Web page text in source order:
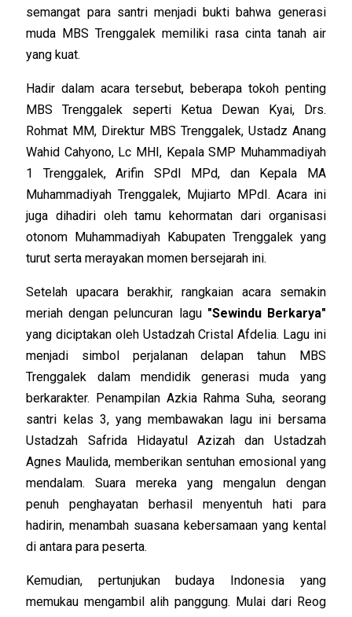
semangat para santri menjadi bukti bahwa generasi
muda MBS Trenggalek memiliki rasa cinta tanah air
yang kuat.
Hadir dalam acara tersebut, beberapa tokoh penting
MBS Trenggalek seperti Ketua Dewan Kyai, Drs.
Rohmat MM, Direktur MBS Trenggalek, Ustadz Anang
Wahid Cahyono, Lc MHI, Kepala SMP Muhammadiyah
1 Trenggalek, Arifin SPdI MPd, dan Kepala MA
Muhammadiyah Trenggalek, Mujiarto MPdI. Acara ini
juga dihadiri oleh tamu kehormatan dari organisasi
otonom Muhammadiyah Kabupaten Trenggalek yang
turut serta merayakan momen bersejarah ini.
Setelah upacara berakhir, rangkaian acara semakin
meriah dengan peluncuran lagu"Sewindu Berkarya"
yang diciptakan oleh Ustadzah Cristal Afdelia. Lagu ini
menjadi simbol perjalanan delapan tahun MBS
Trenggalek dalam mendidik generasi muda yang
berkarakter. Penampilan Azkia Rahma Suha, seorang
santri kelas 3, yang membawakan lagu ini bersama
Ustadzah Safrida Hidayatul Azizah dan Ustadzah
Agnes Maulida, memberikan sentuhan emosional yang
mendalam. Suara mereka yang mengalun dengan
penuh penghayatan berhasil menyentuh hati para
hadirin, menambah suasana kebersamaan yang kental
di antara para peserta.
Kemudian, pertunjukan budaya Indonesia yang
memukau mengambil alih panggung. Mulai dari Reog